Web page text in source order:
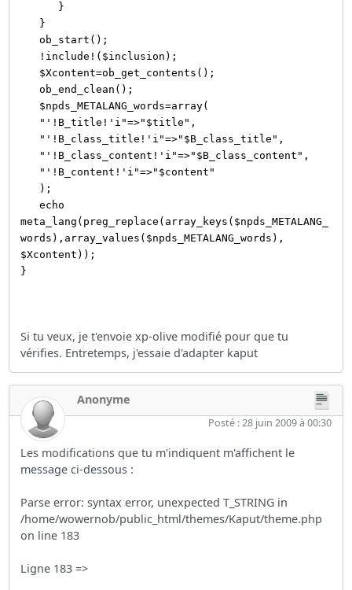
}
}
ob_start();
!include!($inclusion);
$Xcontent=ob_get_contents();
ob_end_clean();
$npds_METALANG_words=array(
"'!B_title!'i"=>"$title",
"'!B_class_title!'i"=>"$B_class_title",
"'!B_class_content!'i"=>"$B_class_content",
"'!B_content!'i"=>"$content"
);
echo
meta_lang(preg_replace(array_keys($npds_METALANG_
words),array_values($npds_METALANG_words),
$Xcontent));
}
Si tu veux, je t'envoie xp-olive modifié pour que tu
vérifies. Entretemps, j'essaie d'adapter kaput
Anonyme
Posté : 28 juin 2009 à 00:30
Les modifications que tu m'indiquent m'affichent le
message ci-dessous :
Parse error: syntax error, unexpected T_STRING in
/home/wowernob/public_html/themes/Kaput/theme.php
on line 183
Ligne 183 =>